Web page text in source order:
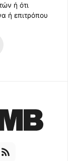
ή ότι
ή επιτρόπου